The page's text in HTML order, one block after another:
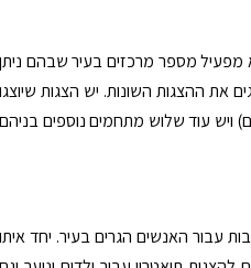
מפעיל מספר מרכזים בעיר שבהם ניתן
את ההצגות השונות. יש הצגות שיוצגו
ויש עוד שלוש מתחמים נוספים בניהם
עבור האנשים הגרים בעיר. יחד איתו